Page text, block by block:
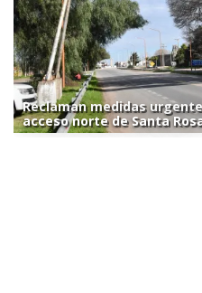
Reclaman medidas
acceso norte de Santa